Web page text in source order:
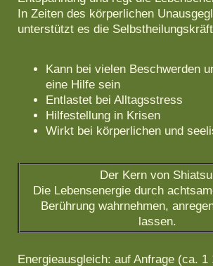
In Zeiten des körperlichen
unterstützt es die
Kann bei vielen Beschwerden
eine Hilfe sein
Entlastet bei Alltagsstress
Hilfestellung in Krisen
Wirkt bei körperlichen und
Der Kern von
Die Lebensenergie durch
Berührung wahrnehmen,
lassen.
Energieausgleich: auf Anfrage (ca. 1